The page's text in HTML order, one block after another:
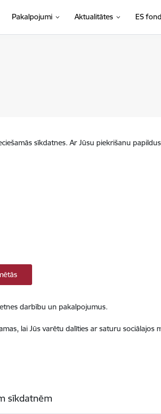
Pakalpojumi Aktualitātes ES
sīkdatnes. Ar Jūsu piekrišanu
darbību un pakalpojumus.
lai Jūs varētu dalīties ar saturu
sīkdatnēm